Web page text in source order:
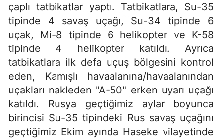
çaplı tatbikatlar yaptı. Tatbikatlara, Su-35
tipinde 4 savaş uçağı, Su-34 tipinde 6
uçak, Mi-8 tipinde 6 helikopter ve K-58
tipinde 4 helikopter katıldı. Ayrıca
tatbikatlara ilk defa uçuş bölgesini kontrol
eden, Kamışlı havaalanına/havaalanından
uçakları nakleden "A-50" erken uyarı uçağı
katıldı. Rusya geçtiğimiz aylar boyunca
birincisi Su-35 tipindeki Rus savaş uçağını
geçtiğimiz Ekim ayında Haseke vilayetinde